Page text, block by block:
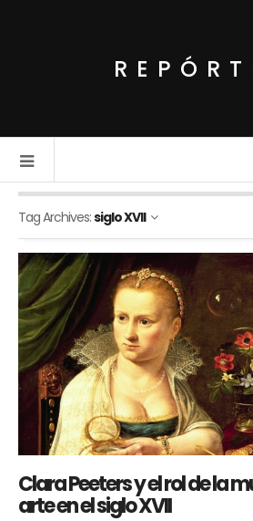
Tag Archives:siglo XVII
Clara Peeters y el rol de la
arte en el siglo XVII